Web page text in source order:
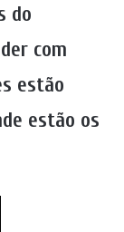
do
com
estão
estão os